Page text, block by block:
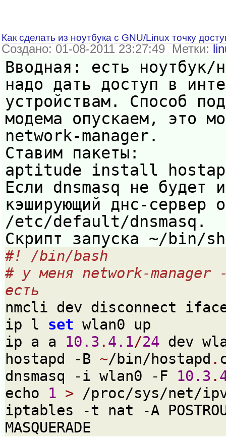
Как сделать из ноутбука с GNU/Linux точку
Создано: 01-08-2011 23:27:49 Метки:
Вводная: есть ноутбук/
надо дать доступ в
устройствам. Способ
модема опускаем, это
network-manager.
Ставим пакеты:
aptitude install
Если dnsmasq не будет
кэширующий днс-сервер
/etc/default/dnsmasq.
Скрипт запуска ~/bin/
#! /bin/bash
# у меня network-manager
есть
nmcli dev disconnect
ip l set wlan0 up
ip a a 10.3 . 4.1/24 dev
hostapd -B ~/bin/hostapd .
dnsmasq -i wlan0 -F 10.3 .
echo 1 > /proc/sys/net/
iptables -t nat -A
MASQUERADE